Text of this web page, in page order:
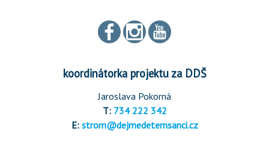
koordinátorka projektu za DDŠ
Jaroslava Pokorná
T: 734 222 342
E: strom@dejmedetemsanci.cz